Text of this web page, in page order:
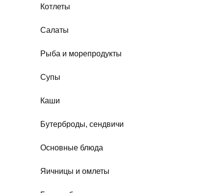
Котлеты
Салаты
Рыба и морепродукты
Супы
Каши
Бутерброды, сендвичи
Основные блюда
Яичницы и омлеты